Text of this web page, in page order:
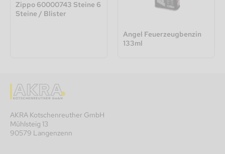
Zippo 60000743 Steine 6
Steine / Blister
Angel Feuerzeugbenzin
133ml
AKRA Kotschenreuther GmbH
Mühlsteig 13
90579 Langenzenn